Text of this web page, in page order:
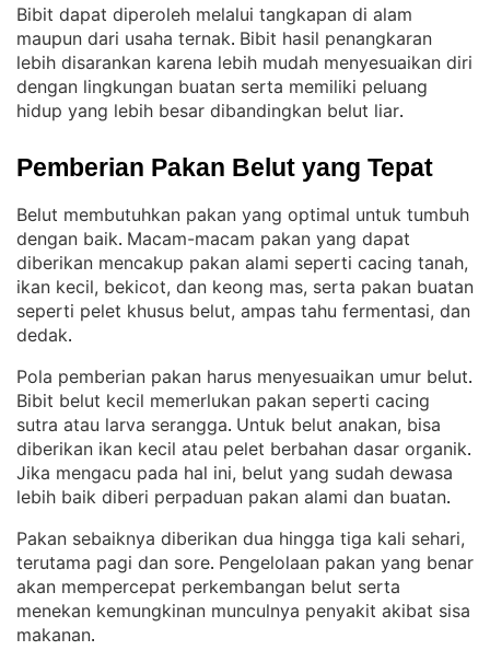
Bibit dapat diperoleh melalui tangkapan di alam
maupun dari usaha ternak. Bibit hasil penangkaran
lebih disarankan karena lebih mudah menyesuaikan diri
dengan lingkungan buatan serta memiliki peluang
hidup yang lebih besar dibandingkan belut liar.
Pemberian Pakan Belut yang Tepat
Belut membutuhkan pakan yang optimal untuk tumbuh
dengan baik. Macam-macam pakan yang dapat
diberikan mencakup pakan alami seperti cacing tanah,
ikan kecil, bekicot, dan keong mas, serta pakan buatan
seperti pelet khusus belut, ampas tahu fermentasi, dan
dedak.
Pola pemberian pakan harus menyesuaikan umur belut
Bibit belut kecil memerlukan pakan seperti cacing
sutra atau larva serangga. Untuk belut anakan, bisa
diberikan ikan kecil atau pelet berbahan dasar organik
Jika mengacu pada hal ini, belut yang sudah dewasa
lebih baik diberi perpaduan pakan alami dan buatan.
Pakan sebaiknya diberikan dua hingga tiga kali sehari,
terutama pagi dan sore. Pengelolaan pakan yang benar
akan mempercepat perkembangan belut serta
menekan kemungkinan munculnya penyakit akibat sisa
makanan.